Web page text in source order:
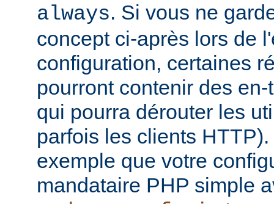
always. Si vous ne
concept ci-après lors de
configuration, certaines
pourront contenir des
qui pourra dérouter les
parfois les clients
exemple que votre
mandataire PHP simple